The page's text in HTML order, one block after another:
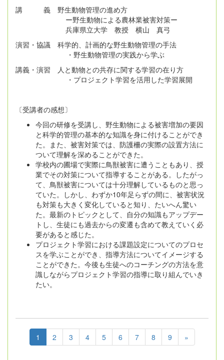
講 義 野生動物管理の進め方
ー野生動物による農林業被害対策ー
兵庫県立大学 教授 横山 真弓
演習・協議 科学的、計画的な野生動物管理の手法
・野生動物管理の実践から学ぶ
講義・演習 人と動物との共存に関する学習の在り方
・プロジェクト学習を活用した学習展開
〔受講者の感想〕
今回の研修を受講し、野生動物による被害増加の要因
と科学的管理の基本的な知識を身に付けることができ
た。また、被害対策では、防護柵の実際の設置方法に
ついて理解を深めることができた。
学校内の圃場で実際に鳥獣被害に遭うこともあり、授
業でその対策について指導することがある。したがっ
て、鳥獣被害については十分理解しているものと思っ
ていた。しかし、わずか10年足らずの間に、被害状況
も対策も大きく変化していると知り、たいへん驚い
た。最新のトピックとして、自分の知識もアップデー
トし、生徒にも過去からの変遷も含めて教えていく必
要があると感じた。
プロジェクト学習における課題設定についてのプロセ
スを学ぶことができ、指導方法についてイメージする
ことができた。今後も生徒へのコーチングの方法を意
識しながらプロジェクト学習の指導に取り組んでいき
たい。
1 2 3 4 5 6 7 8 9 »